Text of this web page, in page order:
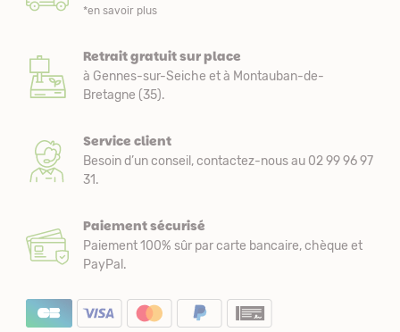
*en savoir plus
Retrait gratuit sur place
à Gennes-sur-Seiche et à Montauban-de-
Bretagne (35).
Service client
Besoin d’un conseil, contactez-nous au 02 99 96 97
31.
Paiement sécurisé
Paiement 100% sûr par carte bancaire, chèque et
PayPal.